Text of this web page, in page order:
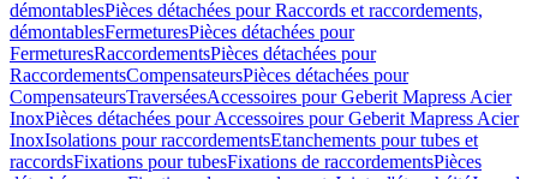
démontablesPièces détachées pour Raccords et raccordements,
démontablesFermeturesPièces détachées pour
FermeturesRaccordementsPièces détachées pour
RaccordementsCompensateursPièces détachées pour
CompensateursTraverséesAccessoires pour Geberit Mapress Acier
InoxPièces détachées pour Accessoires pour Geberit Mapress Acier
InoxIsolations pour raccordementsEtanchements pour tubes et
raccordsFixations pour tubesFixations de raccordementsPièces